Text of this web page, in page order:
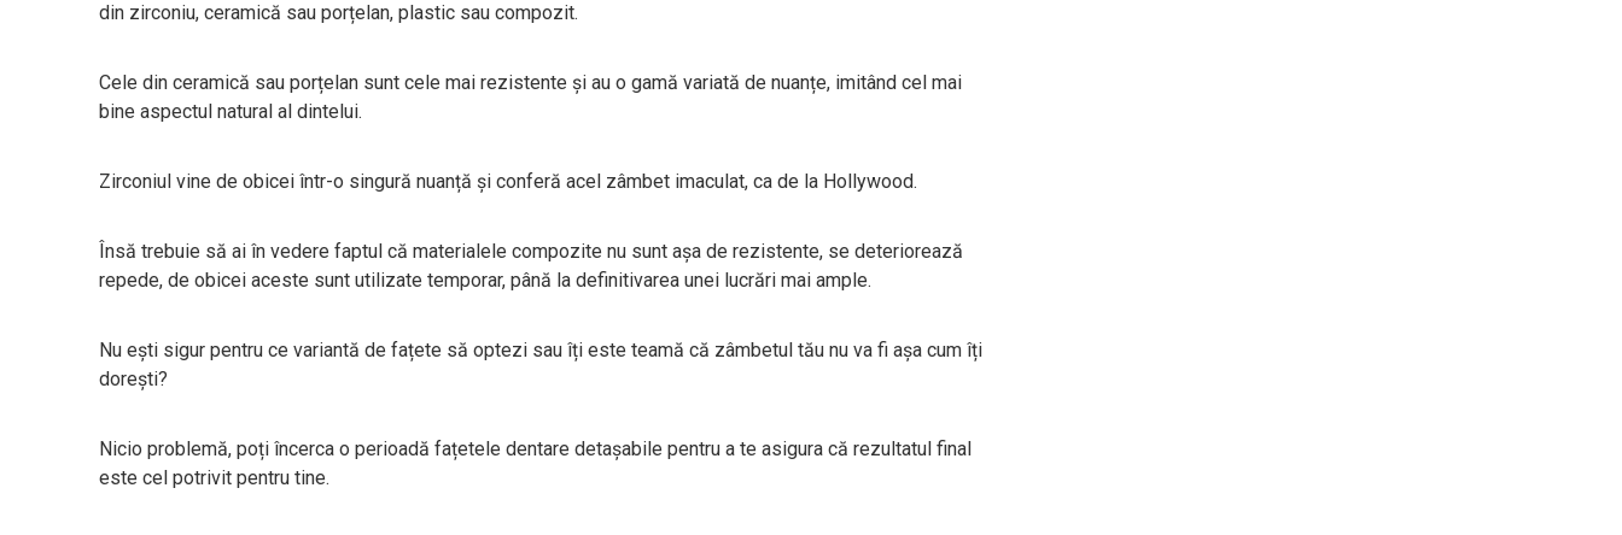
din zirconiu, ceramică sau porțelan, plastic sau compozit.
Cele din ceramică sau porțelan sunt cele mai rezistente și au o gamă variată de nuanțe, imitând cel mai
bine aspectul natural al dintelui.
Zirconiul vine de obicei într-o singură nuanță și conferă acel zâmbet imaculat, ca de la Hollywood.
Însă trebuie să ai în vedere faptul că materialele compozite nu sunt așa de rezistente, se deteriorează
repede, de obicei aceste sunt utilizate temporar, până la definitivarea unei lucrări mai ample.
Nu ești sigur pentru ce variantă de fațete să optezi sau îți este teamă că zâmbetul tău nu va fi așa cum îți
dorești?
Nicio problemă, poți încerca o perioadă fațetele dentare detașabile pentru a te asigura că rezultatul final
este cel potrivit pentru tine.